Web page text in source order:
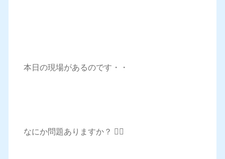
本日の現場があるのです・・
なにか問題ありますか？ 🤷‍♀️